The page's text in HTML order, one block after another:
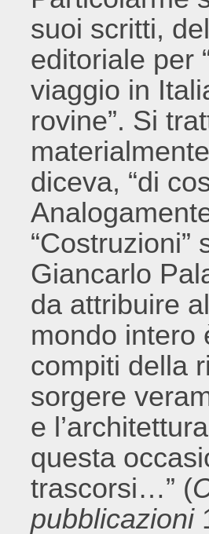
suoi scritti,
editoriale per
viaggio in
rovine”. Si
diceva, “di
Giancarlo
da attribuire
mondo intero
compiti della
sorgere
e
questa
trascorsi…” (
pubblicazioni